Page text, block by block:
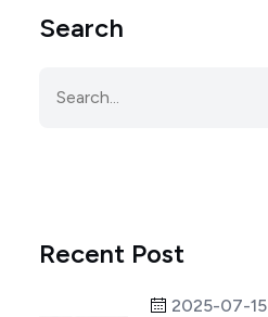
Search
Recent Post
2025-07-15